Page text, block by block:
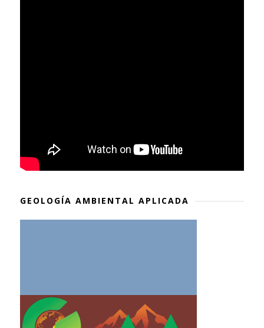
GEOLOGÍA AMBIENTAL APLICADA